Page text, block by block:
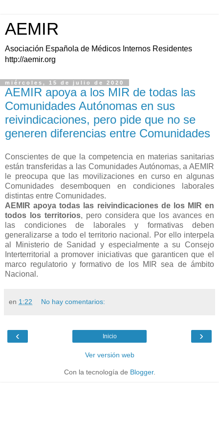
AEMIR
Asociación Española de Médicos Internos Residentes
http://aemir.org
miércoles, 15 de julio de 2020
AEMIR apoya a los MIR de todas las
Comunidades Autónomas en sus
reivindicaciones, pero pide que no se
generen diferencias entre Comunidades
Conscientes de que la competencia en materias sanitarias
están transferidas a las Comunidades Autónomas, a AEMIR
le preocupa que las movilizaciones en curso en algunas
Comunidades desemboquen en condiciones laborales
distintas entre Comunidades.
AEMIR apoya todas las reivindicaciones de los MIR en
todos los territorios, pero considera que los avances en
las condiciones de laborales y formativas deben
generalizarse a todo el territorio nacional. Por ello interpela
al Ministerio de Sanidad y especialmente a su Consejo
Interterritorial a promover iniciativas que garanticen que el
marco regulatorio y formativo de los MIR sea de ámbito
Nacional.
en 1:22 No hay comentarios:
‹ ›
Inicio
Ver versión web
Con la tecnología de Blogger.